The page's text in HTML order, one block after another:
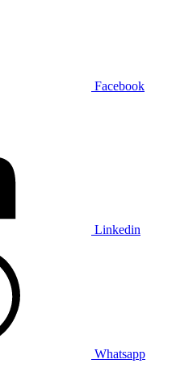
Facebook
Linkedin
Whatsapp